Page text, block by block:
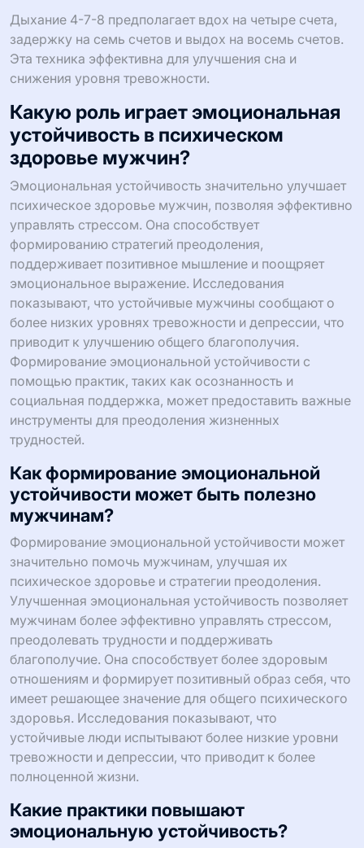
Дыхание 4-7-8 предполагает вдох на четыре счета,
задержку на семь счетов и выдох на восемь счетов.
Эта техника эффективна для улучшения сна и
снижения уровня тревожности.
Какую роль играет эмоциональная
устойчивость в психическом
здоровье мужчин?
Эмоциональная устойчивость значительно улучшает
психическое здоровье мужчин, позволяя эффективно
управлять стрессом. Она способствует
формированию стратегий преодоления,
поддерживает позитивное мышление и поощряет
эмоциональное выражение. Исследования
показывают, что устойчивые мужчины сообщают о
более низких уровнях тревожности и депрессии, что
приводит к улучшению общего благополучия.
Формирование эмоциональной устойчивости с
помощью практик, таких как осознанность и
социальная поддержка, может предоставить важные
инструменты для преодоления жизненных
трудностей.
Как формирование эмоциональной
устойчивости может быть полезно
мужчинам?
Формирование эмоциональной устойчивости может
значительно помочь мужчинам, улучшая их
психическое здоровье и стратегии преодоления.
Улучшенная эмоциональная устойчивость позволяет
мужчинам более эффективно управлять стрессом,
преодолевать трудности и поддерживать
благополучие. Она способствует более здоровым
отношениям и формирует позитивный образ себя, что
имеет решающее значение для общего психического
здоровья. Исследования показывают, что
устойчивые люди испытывают более низкие уровни
тревожности и депрессии, что приводит к более
полноценной жизни.
Какие практики повышают
эмоциональную устойчивость?